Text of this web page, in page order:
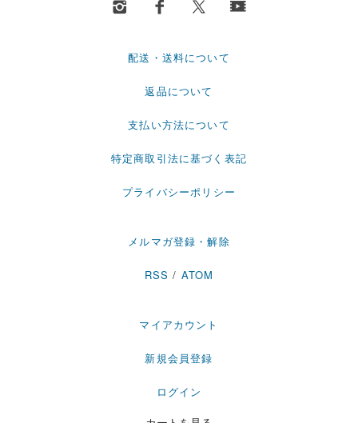
配送・送料について
返品について
支払い方法について
特定商取引法に基づく表記
プライバシーポリシー
メルマガ登録・解除
RSS / ATOM
マイアカウント
新規会員登録
ログイン